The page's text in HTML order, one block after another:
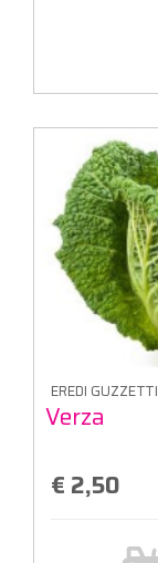
EREDI GUZZETTI
Verza
€ 2,50